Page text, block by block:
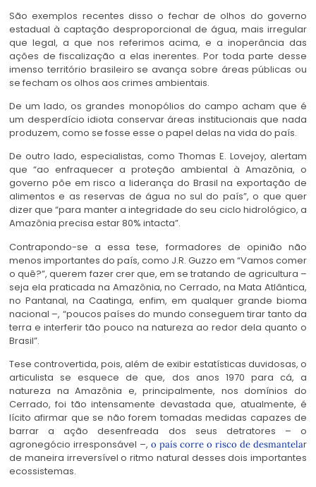
São exemplos recentes disso o fechar de olhos do governo
estadual à captação desproporcional de água, mais irregular
que legal, a que nos referimos acima, e a inoperância das
ações de fiscalização a elas inerentes. Por toda parte desse
imenso território brasileiro se avança sobre áreas públicas ou
se fecham os olhos aos crimes ambientais.
De um lado, os grandes monopólios do campo acham que é
um desperdício idiota conservar áreas institucionais que nada
produzem, como se fosse esse o papel delas na vida do país.
De outro lado, especialistas, como Thomas E. Lovejoy, alertam
que “ao enfraquecer a proteção ambiental à Amazônia, o
governo põe em risco a liderança do Brasil na exportação de
alimentos e as reservas de água no sul do país”, o que quer
dizer que “para manter a integridade do seu ciclo hidrológico, a
Amazônia precisa estar 80% intacta”.
Contrapondo-se a essa tese, formadores de opinião não
menos importantes do país, como J.R. Guzzo em “Vamos comer
o quê?”, querem fazer crer que, em se tratando de agricultura –
seja ela praticada na Amazônia, no Cerrado, na Mata Atlântica,
no Pantanal, na Caatinga, enfim, em qualquer grande bioma
nacional –, “poucos países do mundo conseguem tirar tanto da
terra e interferir tão pouco na natureza ao redor dela quanto o
Brasil”.
Tese controvertida, pois, além de exibir estatísticas duvidosas, o
articulista se esquece de que, dos anos 1970 para cá, a
natureza na Amazônia e, principalmente, nos domínios do
Cerrado, foi tão intensamente devastada que, atualmente, é
lícito afirmar que se não forem tomadas medidas capazes de
barrar a ação desenfreada dos seus detratores – o
agronegócio irresponsável –, o país corre o risco de desmantelar
de maneira irreversível o ritmo natural desses dois importantes
ecossistemas.